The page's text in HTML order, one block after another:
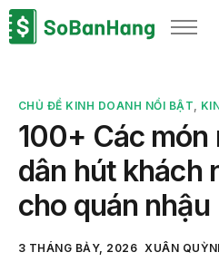
Sản phẩm
Bảng giá
Blog
Thông tin thuế
Về chúng tôi
CHỦ ĐỀ KINH DOANH NỔI BẬT,
100+ Các món
dân hút khách
cho quán nhậu
3 THÁNG BẢY, 2026 XUÂN